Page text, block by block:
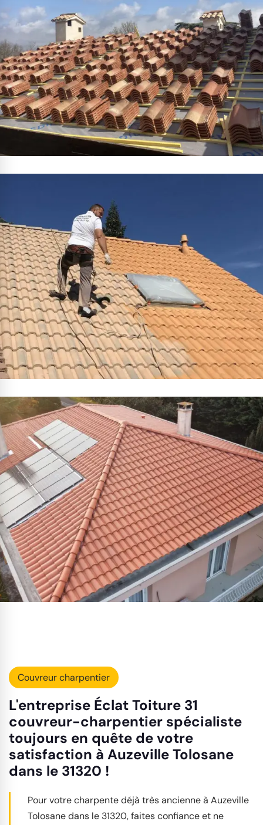
Couvreur charpentier
L'entreprise Éclat Toiture 31
couvreur-charpentier spécialiste
toujours en quête de votre
satisfaction à Auzeville Tolosane
dans le 31320 !
Pour votre charpente déjà très ancienne à Auzeville
Tolosane dans le 31320, faites confiance et ne